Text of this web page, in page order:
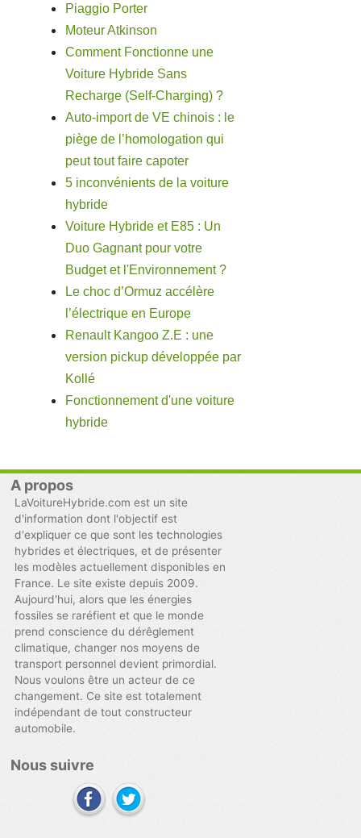
Piaggio Porter
Moteur Atkinson
Comment Fonctionne une
Voiture Hybride Sans
Recharge (Self-Charging) ?
Auto-import de VE chinois : le
piège de l’homologation qui
peut tout faire capoter
5 inconvénients de la voiture
hybride
Voiture Hybride et E85 : Un
Duo Gagnant pour votre
Budget et l'Environnement ?
Le choc d’Ormuz accélère
l’électrique en Europe
Renault Kangoo Z.E : une
version pickup développée par
Kollé
Fonctionnement d'une voiture
hybride
A propos
LaVoitureHybride.com est un site
d'information dont l'objectif est
d'expliquer ce que sont les technologies
hybrides et électriques, et de présenter
les modèles actuellement disponibles en
France. Le site existe depuis 2009.
Aujourd'hui, alors que les énergies
fossiles se raréfient et que le monde
prend conscience du dérêglement
climatique, changer nos moyens de
transport personnel devient primordial.
Nous voulons être un acteur de ce
changement. Ce site est totalement
indépendant de tout constructeur
automobile.
Nous suivre